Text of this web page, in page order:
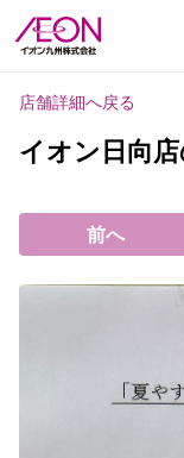
店舗詳細へ戻る
イオン日向
前へ